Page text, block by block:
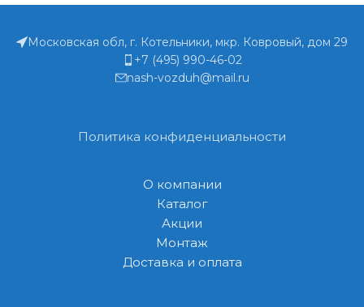
Московская обл, г. Котельники, мкр. Ковровый, дом 29
+7 (495) 990-46-02
nash-vozduh@mail.ru
Политика конфиденциальности
О компании
Каталог
Акции
Монтаж
Доставка и оплата